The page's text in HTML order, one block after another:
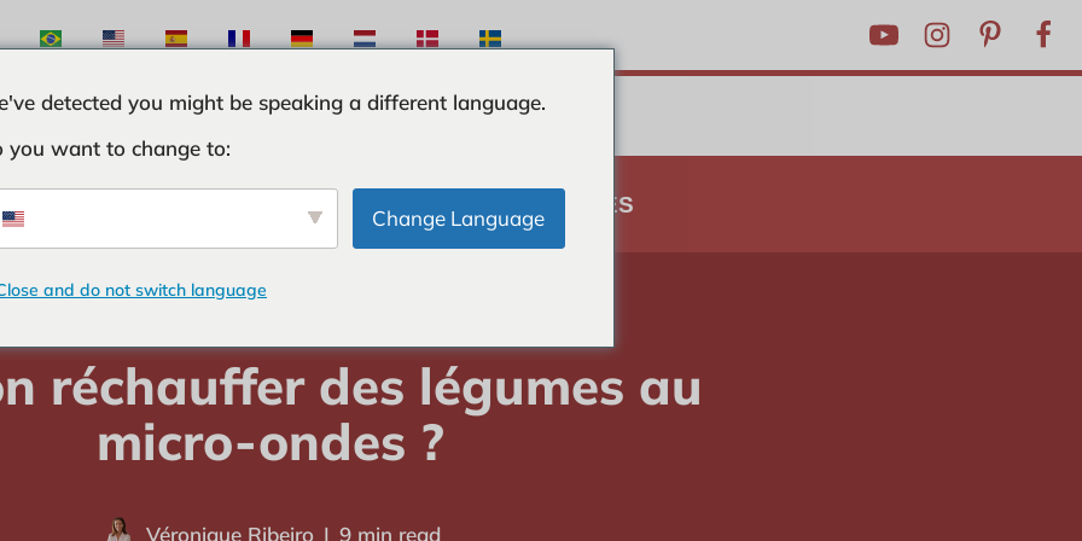
TRUCS ET ASTUCES
-CURIOSITÉS-Peut-on réchauffer des légumes au micro-ondes ?
réchauffer des légumes au
micro-ondes ?
Véronique Ribeiro 9 min read
detected you might be speaking a different language.
you want to change to:
Change Language
and do not switch language